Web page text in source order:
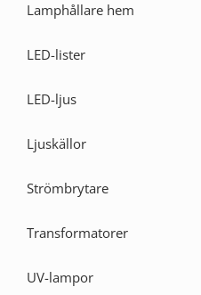
Lamphållare hem
LED-lister
LED-ljus
Ljuskällor
Strömbrytare
Transformatorer
UV-lampor